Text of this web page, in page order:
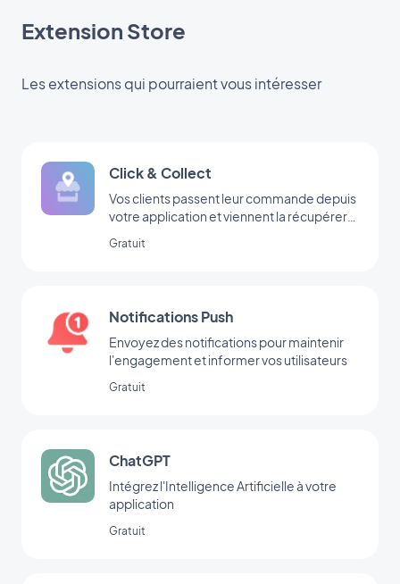
Extension Store
Les extensions qui pourraient vous intéresser
Click & Collect
Vos clients passent leur commande depuis
votre application et viennent la récupérer
Gratuit
Notifications Push
Envoyez des notifications pour maintenir
l'engagement et informer vos utilisateurs
Gratuit
ChatGPT
Intégrez l'Intelligence Artificielle à votre
application
Gratuit